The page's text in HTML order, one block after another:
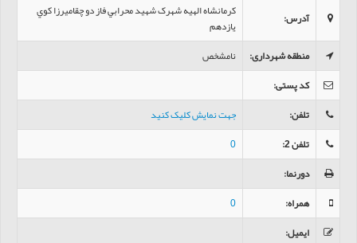
آدرس:
کرمانشاه الهيه شهرک شهيد محرابي فاز دو چقاميرزا کوي
يازدهم
منطقه شهرداری:
نامشخص
کد پستی:
تلفن:
جهت نمایش کلیک کنید
تلفن 2 :
0
دورنما:
همراه:
0
ایمیل: